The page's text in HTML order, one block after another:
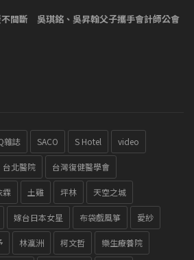
間斷 吳琪銘、吳昇翰父子攜手會計師公會
雜誌 SACO S Hotel video
台北醫院 台灣復健醫學會
霖 土雞 坪林 天空之城
嫁台日本女星 布袋戲風箏 愛紗
林瀛洲 柯文哲 樂生療養院